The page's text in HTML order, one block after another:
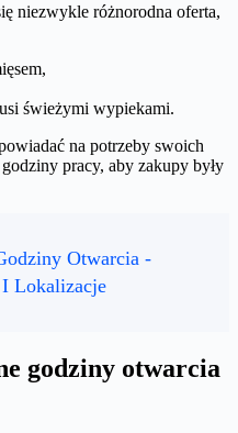
niezwykle różnorodna oferta,
świeżymi wypiekami.
na potrzeby swoich
pracy, aby zakupy były
Otwarcia -
Lokalizacje
godziny otwarcia